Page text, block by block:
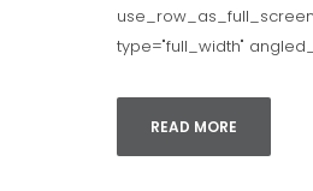
type="full_width"
READ MORE